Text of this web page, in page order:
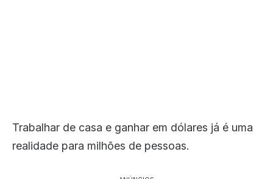
Trabalhar de casa e ganhar em dólares já é uma
realidade para milhões de pessoas.